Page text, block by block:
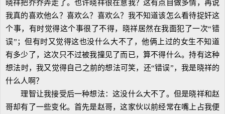
晓祥把乔乔弄走了。也许晓祥很在意我？这有点自做多情，再说
我真的喜欢他么？喜欢么？喜欢么？我不知道该怎么看待捉奸这
个事，有时觉得这个事很了不得，晓祥居然在我面犯了一次“错
误”；但有时又觉得这也没什么大不了，他俩上过的女生不知道
有多少了，这次只不过被我撞见了而已，算不得什么。持有这种
想法时，我又觉得自己之前的想法可笑，还“错误”，我是晓祥的
什么人啊？
理智让我接受后一种想法：这没什么大不了。但是晓祥和赵
哥却有了一些变化。首先是赵哥，这家伙以前经常在嘴上占我便